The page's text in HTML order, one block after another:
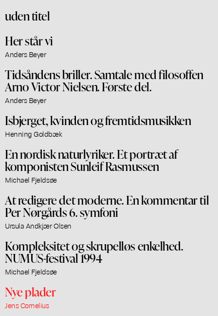
uden titel
Her står vi
Anders Beyer
Tidsåndens briller. Samtale med filosoffen
Arno Victor Nielsen. Første del.
Anders Beyer
Isbjerget, kvinden og fremtidsmusikken
Henning Goldbæk
En nordisk naturlyriker. Et portræt af
komponisten Sunleif Rasmussen
Michael Fjeldsøe
At redigere det moderne. En kommentar til
Per Nørgårds 6. symfoni
Ursula Andkjær Olsen
Kompleksitet og skrupelløs enkelhed.
NUMUS-festival 1994
Michael Fjeldsøe
Nye plader
Jens Cornelius